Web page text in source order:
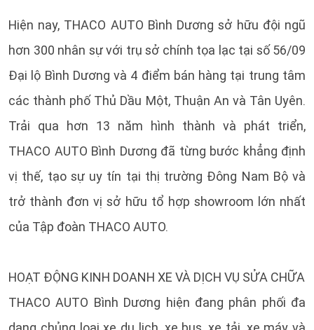
Hiện nay, THACO AUTO Bình Dương sở hữu đội ngũ
hơn 300 nhân sự với trụ sở chính tọa lạc tại số 56/09
Đại lộ Bình Dương và 4 điểm bán hàng tại trung tâm
các thành phố Thủ Dầu Một, Thuận An và Tân Uyên.
Trải qua hơn 13 năm hình thành và phát triển,
THACO AUTO Bình Dương đã từng bước khẳng định
vị thế, tạo sự uy tín tại thị trường Đông Nam Bộ và
trở thành đơn vị sở hữu tổ hợp showroom lớn nhất
của Tập đoàn THACO AUTO.
HOẠT ĐỘNG KINH DOANH XE VÀ DỊCH VỤ SỬA CHỮA
THACO AUTO Bình Dương hiện đang phân phối đa